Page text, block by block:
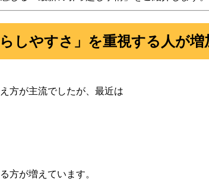
しやすさ」を重視する人が増
方が主流でしたが、最近は
方が増えています。